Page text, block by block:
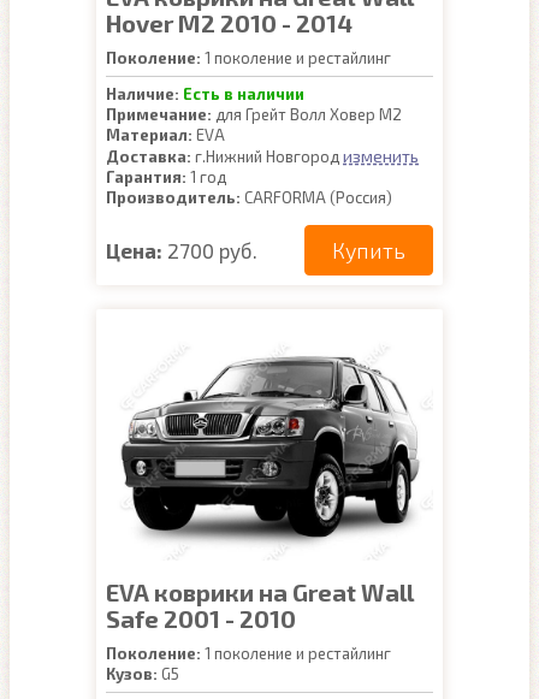
Hover M2 2010 - 2014
Поколение: 1 поколение и рестайлинг
Наличие: Есть в наличии
Примечание: для Грейт Волл Ховер М2
Материал: EVA
Доставка: г.Нижний Новгород изменить
Гарантия: 1 год
Производитель: CARFORMA (Россия)
Цена: 2700 руб. Купить
EVA коврики на Great Wall
Safe 2001 - 2010
Поколение: 1 поколение и рестайлинг
Кузов: G5